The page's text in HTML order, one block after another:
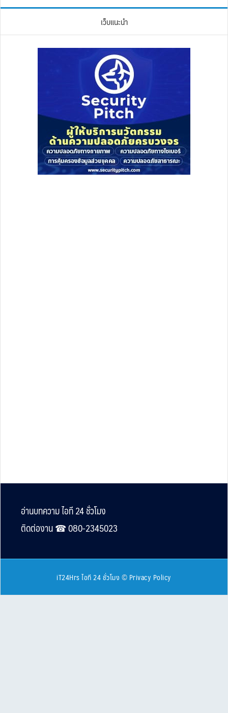
เว็บแนะนำ
Footer
อ่านบทความ ไอที 24 ชั่วโมง
ติดต่องาน ☎︎ 080-2345023
iT24Hrs ไอที 24 ชั่วโมง © Privacy Policy